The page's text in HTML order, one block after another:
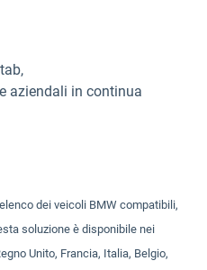
aziendali in continua
dei veicoli BMW compatibili,
soluzione è disponibile nei
Unito, Francia, Italia, Belgio,